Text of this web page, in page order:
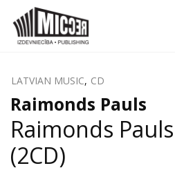
LATVIAN MUSIC, CD
Raimonds Pauls
Raimonds
(2CD)